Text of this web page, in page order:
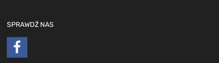
SPRAWDŹ NAS